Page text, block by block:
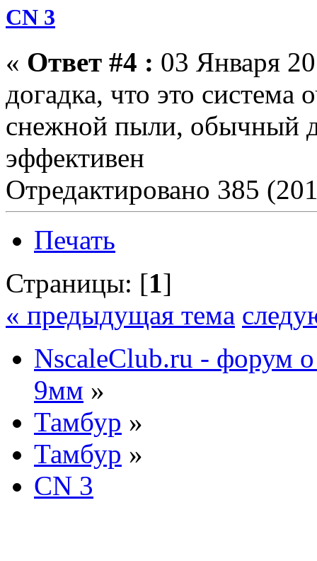
CN 3
« Ответ #4 : 03 Января
догадка, что это система
снежной пыли, обычный
эффективен
Отредактировано 385
Печать
Страницы: [1]
« предыдущая тема
NscaleClub.ru - форум
9мм »
Тамбур »
Тамбур »
CN 3